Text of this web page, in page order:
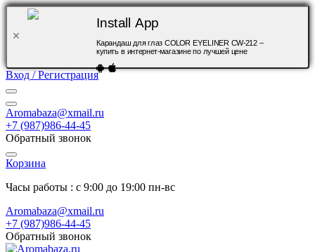
Install App
Карандаш для глаз COLOR EYELINER CW-212 –
купить в интернет-магазине по лучшей цене
Вход / Регистрация
Aromabaza@xmail.ru
+7 (987)986-44-45
Обратный звонок
Корзина
Часы работы : с 9:00 до 19:00 пн-вс
Aromabaza@xmail.ru
+7 (987)986-44-45
Обратный звонок